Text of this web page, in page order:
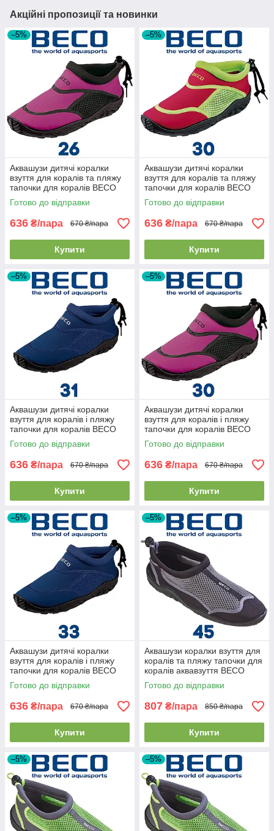
Акційні пропозиції та новинки
–5%
Аквашузи дитячі коралки
взуття для коралів та пляжу
тапочки для коралів BECO
92171 40 рожево-чорні (26р.)
Готово до відправки
636 ₴/пара 670 ₴/пара
Купити
–5%
Аквашузи дитячі коралки
взуття для коралів та пляжу
тапочки для коралів BECO
92171 58 червоно-зелені
(30р.)
Готово до відправки
636 ₴/пара 670 ₴/пара
Купити
–5%
Аквашузи дитячі коралки
взуття для коралів і пляжу
тапочки для коралів BECO
92171 7 темно-сині (31р.)
Готово до відправки
636 ₴/пара 670 ₴/пара
Купити
–5%
Аквашузи дитячі коралки
взуття для коралів і пляжу
тапочки для коралів BECO
92171 40 рожево-чорні (30р.)
Готово до відправки
636 ₴/пара 670 ₴/пара
Купити
–5%
Аквашузи дитячі коралки
взуття для коралів і пляжу
тапочки для коралів BECO
92171 7 темно-сині (33р.)
Готово до відправки
636 ₴/пара 670 ₴/пара
Купити
–5%
Аквашузи коралки взуття для
коралів та пляжу тапочки для
коралів аквавзуття BECO
90661 110 срібно-чорнi (45р.)
Готово до відправки
807 ₴/пара 850 ₴/пара
Купити
–5% –5%